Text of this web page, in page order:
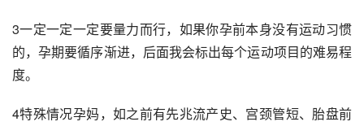
3一定一定一定要量力而行，如果你孕前本身没有运动习惯
的，孕期要循序渐进，后面我会标出每个运动项目的难易程
度。
4特殊情况孕妈，如之前有先兆流产史、宫颈管短、胎盘前